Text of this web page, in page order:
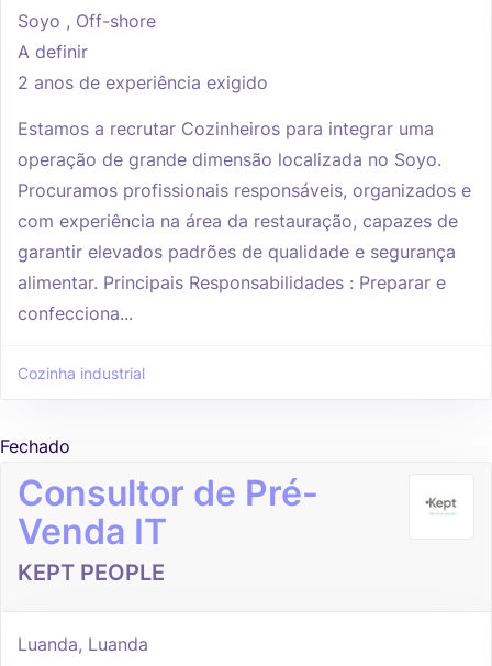
Soyo , Off-shore
A definir
2 anos de experiência exigido
Estamos a recrutar Cozinheiros para integrar uma
operação de grande dimensão localizada no Soyo.
Procuramos profissionais responsáveis, organizados e
com experiência na área da restauração, capazes de
garantir elevados padrões de qualidade e segurança
alimentar. Principais Responsabilidades : Preparar e
confecciona...
Cozinha industrial
Fechado
Consultor de Pré-
Venda IT
KEPT PEOPLE
Luanda, Luanda